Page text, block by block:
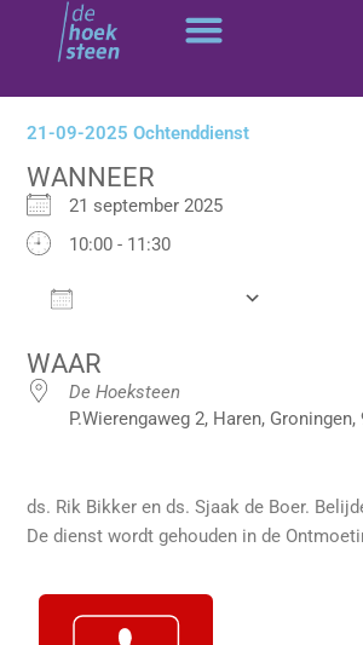
inhoud
21-09-2025 Ochtenddienst
WANNEER
21 september 2025
10:00 - 11:30
WAAR
De Hoeksteen
P.Wierengaweg 2, Haren, Groningen,
ds. Rik Bikker en ds. Sjaak de Boer.
De dienst wordt gehouden in de